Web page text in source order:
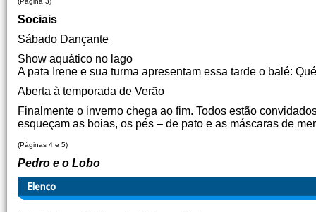
Sociais
Sábado Dançante
Show aquático no lago
A pata Irene e sua turma apresentam essa tarde o balé:
Aberta à temporada de Verão
Finalmente o inverno chega ao fim. Todos estão
esqueçam as boias, os pés – de pato e as máscaras de
(Páginas 4 e 5)
Pedro e o Lobo